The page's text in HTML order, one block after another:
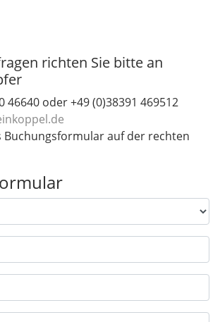
richten Sie bitte an
46640 oder +49 (0)38391 469512
Buchungsformular auf der rechten